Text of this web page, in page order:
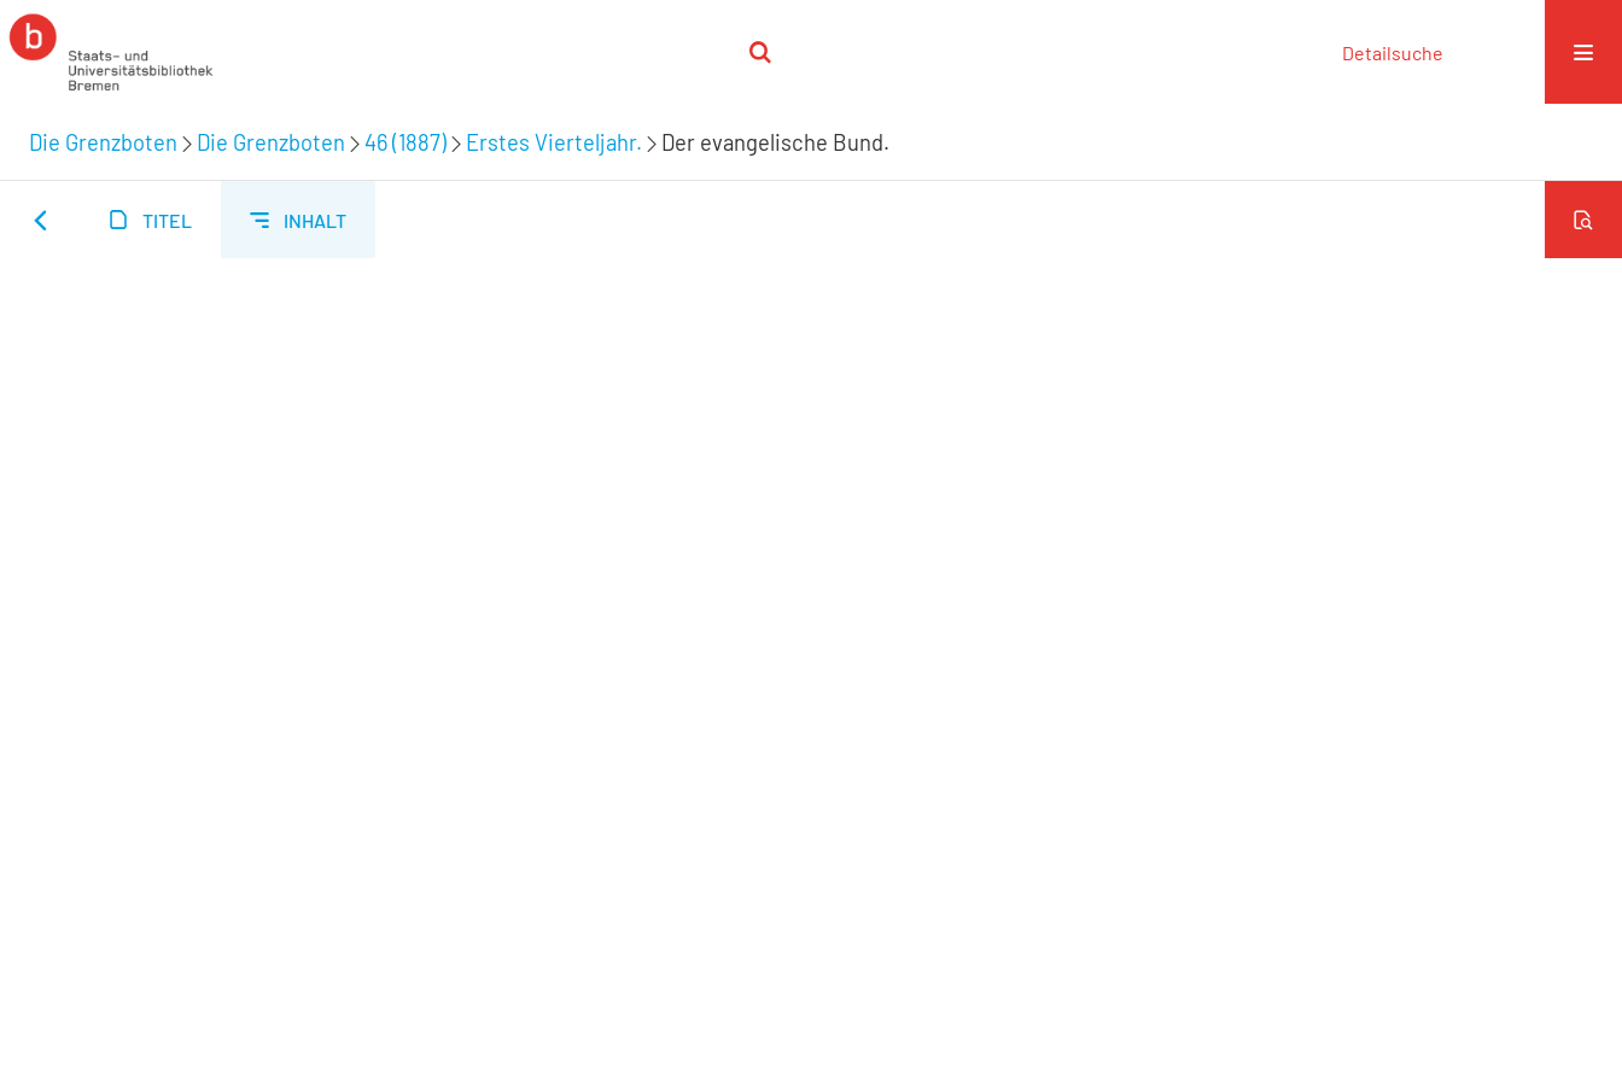
Detailsuche
Die Grenzboten Die Grenzboten 46 (1887) Erstes Vierteljahr. Der evangelische Bund.
TITEL INHALT